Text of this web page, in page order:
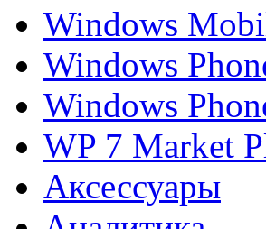
Windows
Windows
Windows
WP 7 Market
Аксессуары